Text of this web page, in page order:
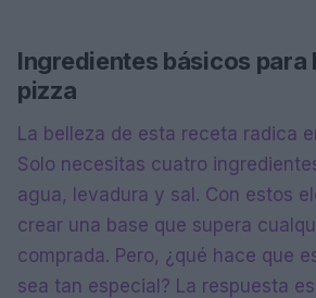
Ingredientes básicos para
pizza
La belleza de esta receta radica
Solo necesitas cuatro
agua, levadura y sal. Con estos
crear una base que supera
comprada. Pero, ¿qué hace que
sea tan especial? La respuesta